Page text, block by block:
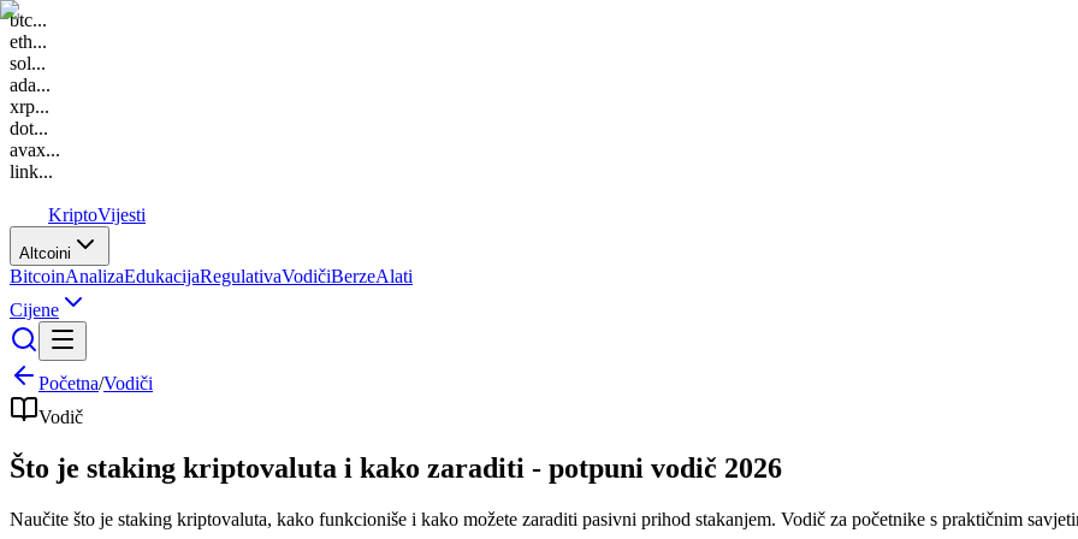
btc...
eth...
sol...
ada...
xrp...
dot...
avax...
link...
KriptoVijesti
Altcoini
BitcoinAnalizaEdukacijaRegulativaVodičiBerzeAlati
Cijene
Početna/Vodiči
Vodič
Što je staking kriptovaluta i kako zaraditi - potpuni vodič 2026
Naučite što je staking kriptovaluta, kako funkcioniše i kako možete zaraditi pasivni prihod stakanjem. Vodič za početnike s praktičnim